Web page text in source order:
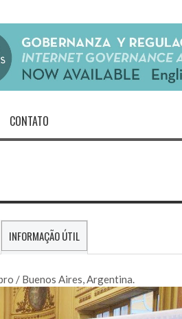
CONTATO
INFORMAÇÃO ÚTIL
/ Buenos Aires, Argentina.